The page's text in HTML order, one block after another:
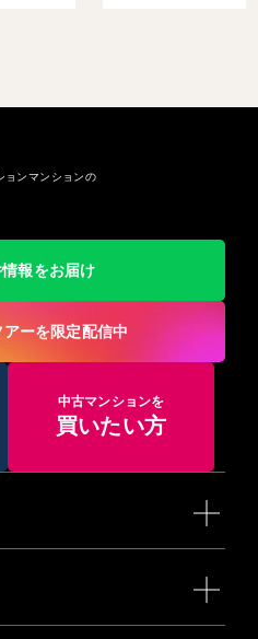
ョンマンションの
報をお届け
ーを限定配信中
中古マンションを
買いたい方